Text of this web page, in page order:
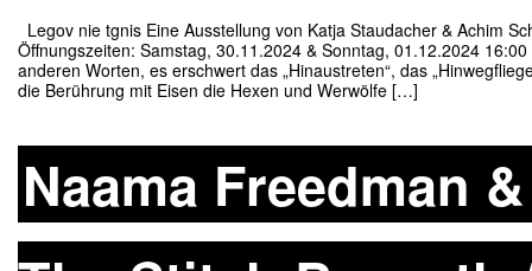
Legov nie tgnis Eine Ausstellung von Katja Staudacher & Achim
Öffnungszeiten: Samstag, 30.11.2024 & Sonntag, 01.12.2024
anderen Worten, es erschwert das „Hinaustreten“, das
die Berührung mit Eisen die Hexen und Werwölfe […]
Naama Freedman